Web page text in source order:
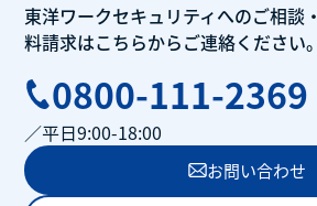
東洋ワークセキュリティへのご相談・
料請求はこちらからご連絡ください。
0800-111-2369
／平日9:00-18:00
お問い合わせ